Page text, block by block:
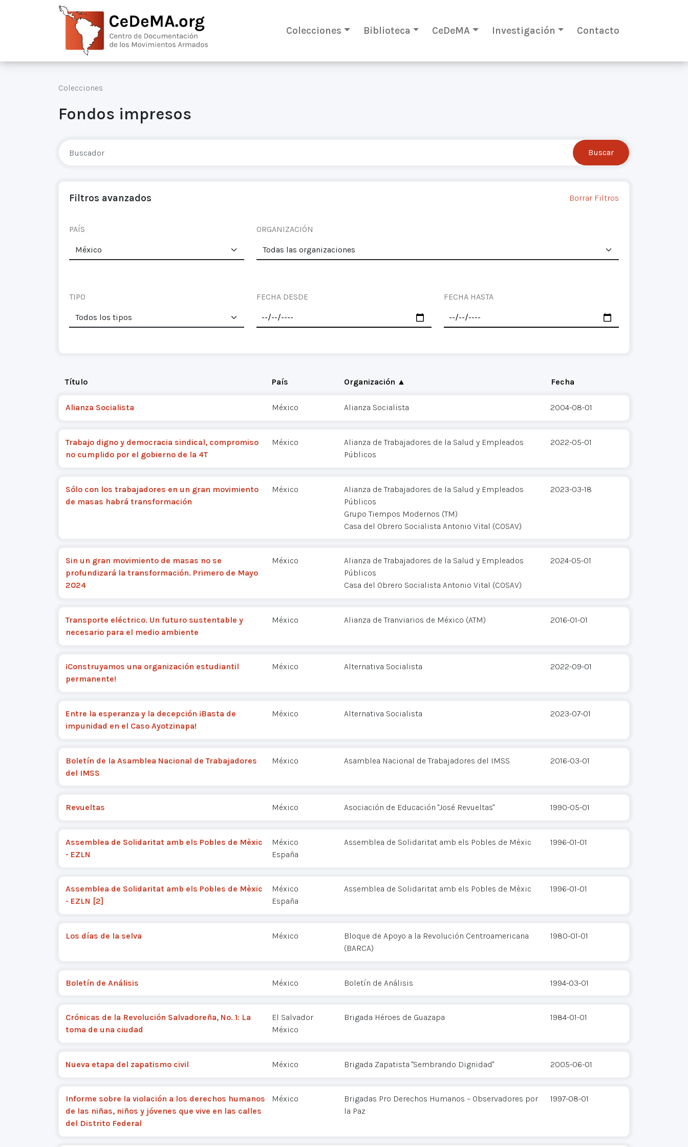
Colecciones Biblioteca CeDeMA Investigación Contacto
Colecciones
Fondos impresos
Filtros avanzados Borrar Filtros
PAÍS ORGANIZACIÓN
TIPO FECHA DESDE FECHA HASTA
Título País Organización ▲ Fecha
Alianza Socialista México Alianza Socialista 2004-08-01
Trabajo digno y democracia sindical, compromiso
no cumplido por el gobierno de la 4T
México
Alianza de Trabajadores de la Salud y Empleados
Públicos
2022-05-01
Sólo con los trabajadores en un gran movimiento
de masas habrá transformación
México
Alianza de Trabajadores de la Salud y Empleados
Públicos
Grupo Tiempos Modernos (TM)
Casa del Obrero Socialista Antonio Vital (COSAV)
2023-03-18
Sin un gran movimiento de masas no se
profundizará la transformación. Primero de Mayo
2024
México
Alianza de Trabajadores de la Salud y Empleados
Públicos
Casa del Obrero Socialista Antonio Vital (COSAV)
2024-05-01
Transporte eléctrico. Un futuro sustentable y
necesario para el medio ambiente
México Alianza de Tranviarios de México (ATM) 2016-01-01
¡Construyamos una organización estudiantil
permanente!
México Alternativa Socialista 2022-09-01
Entre la esperanza y la decepción ¡Basta de
impunidad en el Caso Ayotzinapa!
México Alternativa Socialista 2023-07-01
Boletín de la Asamblea Nacional de Trabajadores
del IMSS
México Asamblea Nacional de Trabajadores del IMSS 2016-03-01
Revueltas México Asociación de Educación "José Revueltas" 1990-05-01
Assemblea de Solidaritat amb els Pobles de Mèxic
- EZLN
México
España
Assemblea de Solidaritat amb els Pobles de Mèxic 1996-01-01
Assemblea de Solidaritat amb els Pobles de Mèxic
- EZLN [2]
México
España
Assemblea de Solidaritat amb els Pobles de Mèxic 1996-01-01
Los días de la selva México
Bloque de Apoyo a la Revolución Centroamericana
(BARCA)
1980-01-01
Boletín de Análisis México Boletín de Análisis 1994-03-01
Crónicas de la Revolución Salvadoreña, No. 1: La
toma de una ciudad
El Salvador
México
Brigada Héroes de Guazapa 1984-01-01
Nueva etapa del zapatismo civil México Brigada Zapatista "Sembrando Dignidad" 2005-06-01
Informe sobre la violación a los derechos humanos
de las niñas, niños y jóvenes que vive en las calles
del Distrito Federal
México
Brigadas Pro Derechos Humanos – Observadores por
la Paz
1997-08-01